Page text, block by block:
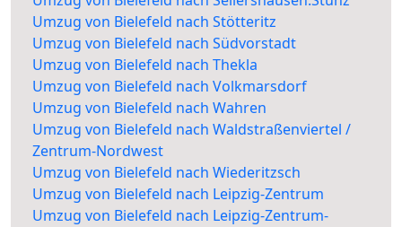
Umzug von Bielefeld nach Stötteritz
Umzug von Bielefeld nach Südvorstadt
Umzug von Bielefeld nach Thekla
Umzug von Bielefeld nach Volkmarsdorf
Umzug von Bielefeld nach Wahren
Umzug von Bielefeld nach Waldstraßenviertel /
Zentrum-Nordwest
Umzug von Bielefeld nach Wiederitzsch
Umzug von Bielefeld nach Leipzig-Zentrum
Umzug von Bielefeld nach Leipzig-Zentrum-